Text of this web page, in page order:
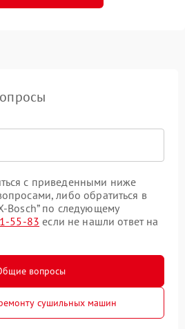
с приведенными ниже
либо обратиться в
Bosch” по следующему
55-83 если не нашли ответ на
вопросы
сушильных машин